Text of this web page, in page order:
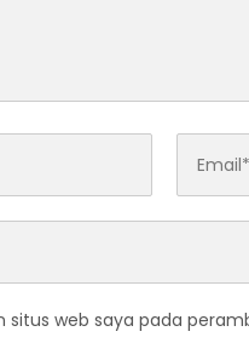
situs web saya pada